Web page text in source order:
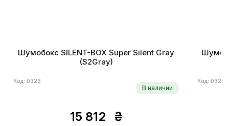
Шумобокс SILENT-BOX Super Silent Gray
(S2Gray)
Код: 0323
В наличии
15 812 ₴
Код: 0328